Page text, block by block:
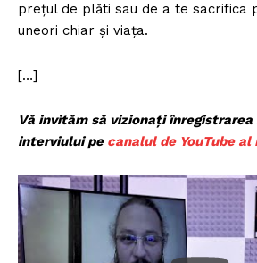
prețul de plăti sau de a te sacrifica
uneori chiar și viața.
[…]
Vă invităm să vizionați
interviului pe canalul de YouTube al